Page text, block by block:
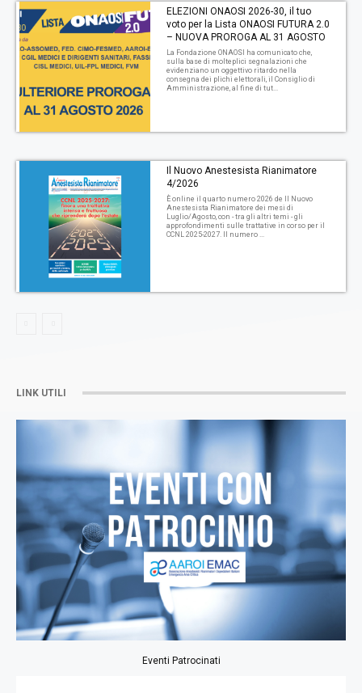
ELEZIONI ONAOSI 2026-30, il tuo
voto per la Lista ONAOSI FUTURA 2.0
– NUOVA PROROGA AL 31 AGOSTO
La Fondazione ONAOSI ha comunicato che,
sulla base di molteplici segnalazioni che
evidenziano un oggettivo ritardo nella
consegna dei plichi elettorali, il Consiglio di
Amministrazione, al fine di tut...
Il Nuovo Anestesista Rianimatore
4/2026
È online il quarto numero 2026 de Il Nuovo
Anestesista Rianimatore dei mesi di
Luglio/Agosto, con - tra gli altri temi - gli
approfondimenti sulle trattative in corso per il
CCNL 2025-2027. Il numero ...
LINK UTILI
Eventi Patrocinati